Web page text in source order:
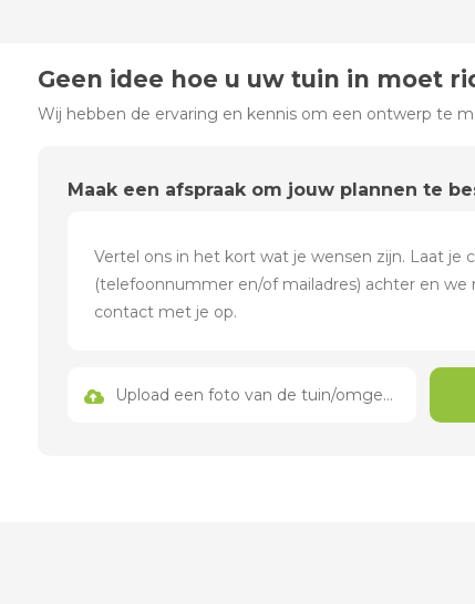
Geen idee hoe u uw tuin in moet
Wij hebben de ervaring en kennis om een ontwerp te
Maak een afspraak om jouw plannen te
Upload een foto van de tuin/omgeving